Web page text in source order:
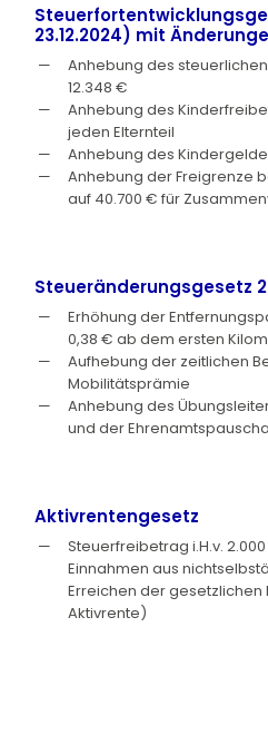
23.12.2024) mit
Anhebung des
12.348 €
Anhebung des
jeden Elternteil
Anhebung des
Anhebung der Freigrenze
auf 40.700 € für
Steueränderungsgesetz
Erhöhung der
0,38 € ab dem ersten
Aufhebung der zeitlichen
Mobilitätsprämie
Anhebung des
und der
Aktivrentengesetz
Steuerfreibetrag i.H.v.
Einnahmen aus
Erreichen der
Aktivrente)